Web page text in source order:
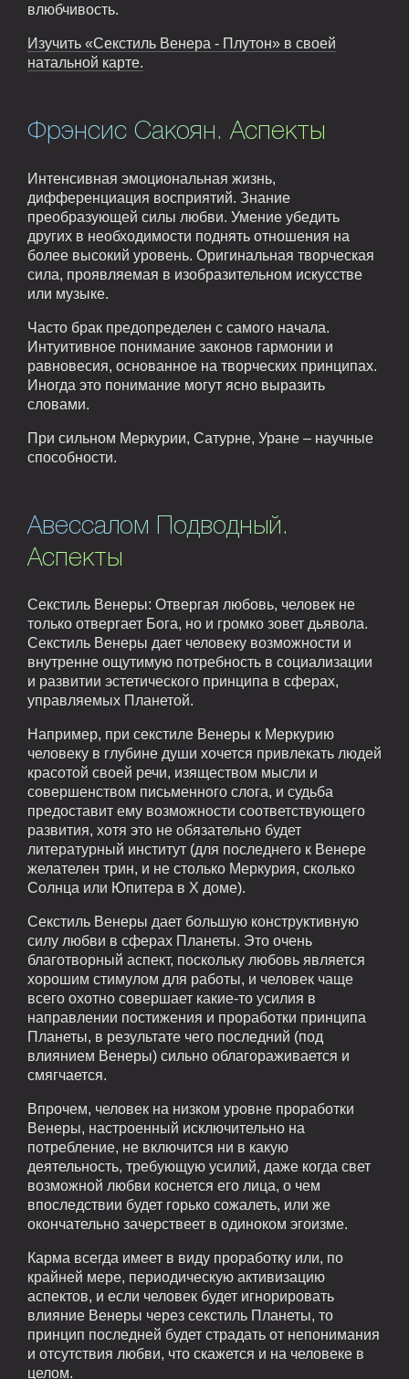
влюбчивость.
Изучить «Секстиль Венера - Плутон» в своей
натальной карте.
Фрэнсис Сакоян. Аспекты
Интенсивная эмоциональная жизнь,
дифференциация восприятий. Знание
преобразующей силы любви. Умение убедить
других в необходимости поднять отношения на
более высокий уровень. Оригинальная творческая
сила, проявляемая в изобразительном искусстве
или музыке.
Часто брак предопределен с самого начала.
Интуитивное понимание законов гармонии и
равновесия, основанное на творческих принципах.
Иногда это понимание могут ясно выразить
словами.
При сильном Меркурии, Сатурне, Уране – научные
способности.
Авессалом Подводный.
Аспекты
Секстиль Венеры: Отвергая любовь, человек не
только отвергает Бога, но и громко зовет дьявола.
Секстиль Венеры дает человеку возможности и
внутренне ощутимую потребность в социализации
и развитии эстетического принципа в сферах,
управляемых Планетой.
Например, при секстиле Венеры к Меркурию
человеку в глубине души хочется привлекать людей
красотой своей речи, изяществом мысли и
совершенством письменного слога, и судьба
предоставит ему возможности соответствующего
развития, хотя это не обязательно будет
литературный институт (для последнего к Венере
желателен трин, и не столько Меркурия, сколько
Солнца или Юпитера в Х доме).
Секстиль Венеры дает большую конструктивную
силу любви в сферах Планеты. Это очень
благотворный аспект, поскольку любовь является
хорошим стимулом для работы, и человек чаще
всего охотно совершает какие-то усилия в
направлении постижения и проработки принципа
Планеты, в результате чего последний (под
влиянием Венеры) сильно облагораживается и
смягчается.
Впрочем, человек на низком уровне проработки
Венеры, настроенный исключительно на
потребление, не включится ни в какую
деятельность, требующую усилий, даже когда свет
возможной любви коснется его лица, о чем
впоследствии будет горько сожалеть, или же
окончательно зачерствеет в одиноком эгоизме.
Карма всегда имеет в виду проработку или, по
крайней мере, периодическую активизацию
аспектов, и если человек будет игнорировать
влияние Венеры через секстиль Планеты, то
принцип последней будет страдать от непонимания
и отсутствия любви, что скажется и на человеке в
целом.